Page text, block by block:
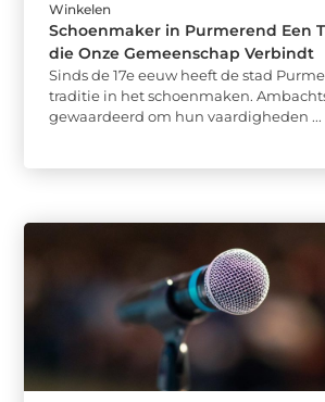
Winkelen
Schoenmaker in Purmerend Een
die Onze Gemeenschap Verbindt
Sinds de 17e eeuw heeft de stad
traditie in het schoenmaken.
gewaardeerd om hun vaardigheden ...